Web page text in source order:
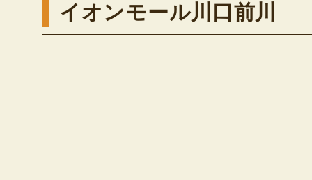
イオンモール川口前川